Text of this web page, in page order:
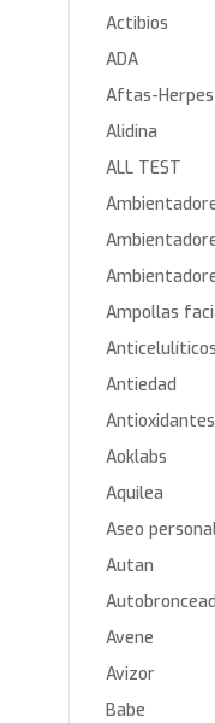
Actibios
ADA
Aftas-Herpes
Alidina
ALL TEST
Ampollas
Anticelulíticos
Antiedad
Antioxidantes
Aoklabs
Aquilea
Aseo
Autan
Avene
Avizor
Babe